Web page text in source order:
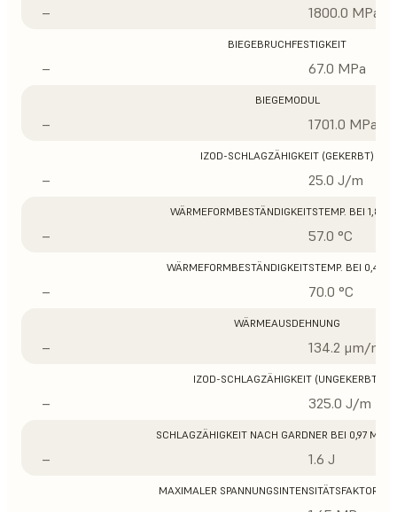
– 1800.0 MPa
BIEGEBRUCHFESTIGKEIT
– 67.0 MPa
BIEGEMODUL
– 1701.0 MPa
IZOD-SCHLAGZÄHIGKEIT (GEKERBT)
– 25.0 J/m
WÄRMEFORMBESTÄNDIGKEITSTEMP. BEI 1,8
– 57.0 °C
WÄRMEFORMBESTÄNDIGKEITSTEMP. BEI 0,45
– 70.0 °C
WÄRMEAUSDEHNUNG
– 134.2 μm/m/
IZOD-SCHLAGZÄHIGKEIT (UNGEKERBT)
– 325.0 J/m
SCHLAGZÄHIGKEIT NACH GARDNER BEI 0,97 MM
– 1.6 J
MAXIMALER SPANNUNGSINTENSITÄTSFAKTOR